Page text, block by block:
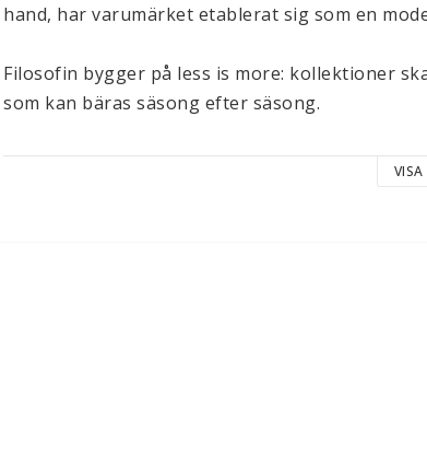
hand, har varumärket etablerat sig som en
Filosofin bygger på less is more: kollektioner
som kan bäras säsong efter säsong.
Design språket är nedtonat, elegant och rotat i
VISA